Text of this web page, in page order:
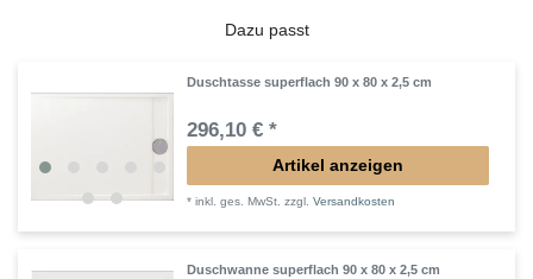
Dazu passt
Duschtasse superflach 90 x 80 x 2,5 cm
296,10 € *
Artikel anzeigen
*inkl. ges. MwSt. zzgl.Versandkosten
Duschwanne superflach 90 x 80 x 2,5 cm